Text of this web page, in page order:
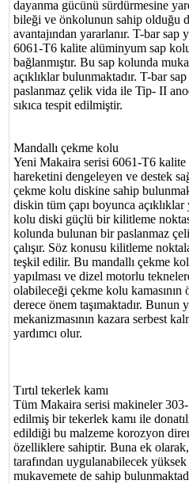
dayanma gücünü sürdürmesine
bileği ve önkolunun sahip olduğu
avantajından yararlanır. T-bar sap
6061-T6 kalite alüminyum sap
bağlanmıştır. Bu sap kolunda
açıklıklar bulunmaktadır. T-bar
paslanmaz çelik vida ile Tip- II
sıkıca tespit edilmiştir.
Mandallı çekme kolu
Yeni Makaira serisi 6061-T6
hareketini dengeleyen ve destek
çekme kolu diskine sahip
diskin tüm çapı boyunca
kolu diski güçlü bir kilitleme
kolunda bulunan bir paslanmaz
çalışır. Söz konusu kilitleme
teşkil edilir. Bu mandallı çekme
yapılması ve dizel motorlu
olabileceği çekme kolu kamasının
derece önem taşımaktadır. Bunun
mekanizmasının kazara serbest
yardımcı olur.
Tırtıl tekerlek kamı
Tüm Makaira serisi makineler
edilmiş bir tekerlek kamı ile
edildiği bu malzeme korozyon
özelliklere sahiptir. Buna ek
tarafından uygulanabilecek yüksek
mukavemete de sahip